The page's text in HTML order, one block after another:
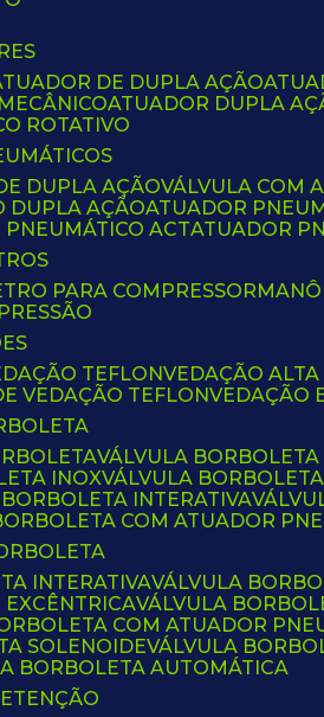
ATUADOR DE DUPLA AÇÃO
ATUADOR DUPLA
ROTATIVO
DUPLA AÇÃO VÁLVULA COM
DUPLA AÇÃO
ATUADOR
PNEUMÁTICO ACT
ATUADOR
PARA COMPRESSOR
TEFLON
VEDAÇÃO
VEDAÇÃO TEFLON VEDAÇÃO
VÁLVULA
INOX VÁLVULA
BORBOLETA INTERATIVA
COM ATUADOR
INTERATIVA VÁLVULA
EXCÊNTRICA VÁLVULA
COM ATUADOR
SOLENOIDE VÁLVULA
BORBOLETA AUTOMÁTICA